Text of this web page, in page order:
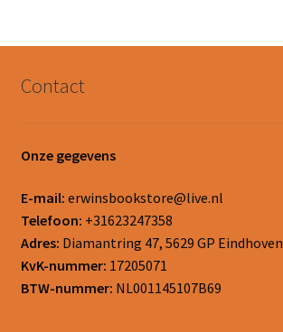
Contact
Onze gegevens
E-mail: erwinsbookstore@live.nl
Telefoon: +31623247358
Adres: Diamantring 47, 5629 GP Eindhoven
KvK-nummer: 17205071
BTW-nummer: NL001145107B69